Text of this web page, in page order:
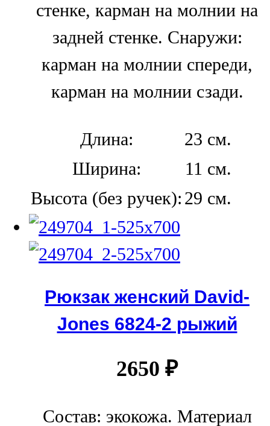
стенке, карман на молнии на
задней стенке. Снаружи:
карман на молнии спереди,
карман на молнии сзади.
Длина:
23 см.
Ширина:
11 см.
Высота (без ручек): 29 см.
Рюкзак женский David-
Jones 6824-2 рыжий
2650 ₽
Состав: экокожа. Материал